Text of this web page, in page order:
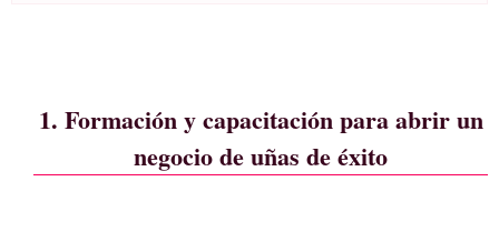
1. Formación y capacitación para abrir un
negocio de uñas de éxito